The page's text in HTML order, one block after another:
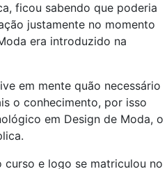
ficou sabendo que poderia
justamente no momento
era introduzido na
em mente quão necessário
o conhecimento, por isso
em Design de Moda, o
e logo se matriculou no